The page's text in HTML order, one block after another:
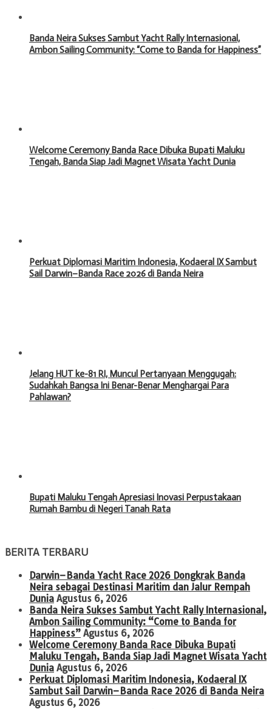
Banda Neira Sukses Sambut Yacht Rally Internasional,
Ambon Sailing Community: “Come to Banda for Happiness”
Welcome Ceremony Banda Race Dibuka Bupati Maluku
Tengah, Banda Siap Jadi Magnet Wisata Yacht Dunia
Perkuat Diplomasi Maritim Indonesia, Kodaeral IX Sambut
Sail Darwin–Banda Race 2026 di Banda Neira
Jelang HUT ke-81 RI, Muncul Pertanyaan Menggugah:
Sudahkah Bangsa Ini Benar-Benar Menghargai Para
Pahlawan?
Bupati Maluku Tengah Apresiasi Inovasi Perpustakaan
Rumah Bambu di Negeri Tanah Rata
BERITA TERBARU
Darwin–Banda Yacht Race 2026 Dongkrak Banda
Neira sebagai Destinasi Maritim dan Jalur Rempah
Dunia Agustus 6, 2026
Banda Neira Sukses Sambut Yacht Rally Internasional,
Ambon Sailing Community: “Come to Banda for
Happiness” Agustus 6, 2026
Welcome Ceremony Banda Race Dibuka Bupati
Maluku Tengah, Banda Siap Jadi Magnet Wisata Yacht
Dunia Agustus 6, 2026
Perkuat Diplomasi Maritim Indonesia, Kodaeral IX
Sambut Sail Darwin–Banda Race 2026 di Banda Neira
Agustus 6, 2026